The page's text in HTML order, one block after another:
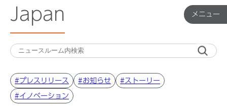
メニュー
メ
ニ
ー
Top
Japan
#プレスリリース #お知らせ #ストーリー
#イノベーション